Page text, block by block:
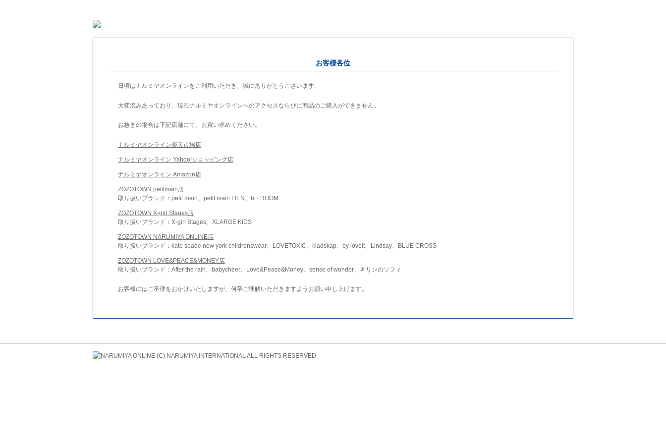
お客様各位
日頃はナルミヤオンラインをご利用いただき、誠にありがとうございます。
大変混みあっており、現在ナルミヤオンラインへのアクセスならびに商品のご購入ができません。
お急ぎの場合は下記店舗にて、お買い求めください。
ナルミヤオンライン楽天市場店
ナルミヤオンライン Yahoo!ショッピング店
ナルミヤオンライン Amazon店
ZOZOTOWN petitmain店
取り扱いブランド：petit main、petit main LIEN、b・ROOM
ZOZOTOWN X-girl Stages店
取り扱いブランド：X-girl Stages、XLARGE KIDS
ZOZOTOWN NARUMIYA ONLINE店
取り扱いブランド：kate spade new york childrenswear、LOVETOXIC、kladskap、by loveit、Lindsay、BLUE CROSS
ZOZOTOWN LOVE&PEACE&MONEY店
取り扱いブランド：After the rain、babycheer、Love&Peace&Money、sense of wonder、キリンのソフィ
お客様にはご不便をおかけいたしますが、何卒ご理解いただきますようお願い申し上げます。